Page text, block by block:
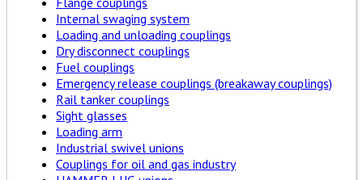
Internal swaging system
Loading and unloading couplings
Dry disconnect couplings
Fuel couplings
Emergency release couplings (breakaway couplings)
Rail tanker couplings
Sight glasses
Loading arm
Industrial swivel unions
Couplings for oil and gas industry